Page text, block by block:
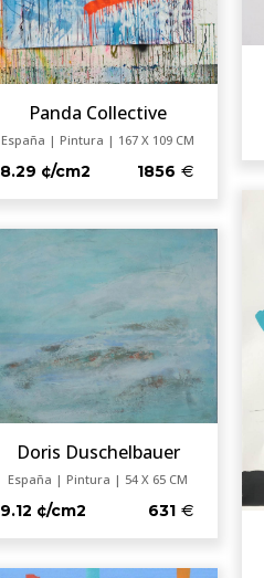
Panda Collective
España | Pintura | 167 X 109 CM
8.29 ¢/cm2 1856
Doris Duschelbauer
España | Pintura | 54 X 65 CM
9.12 ¢/cm2 631